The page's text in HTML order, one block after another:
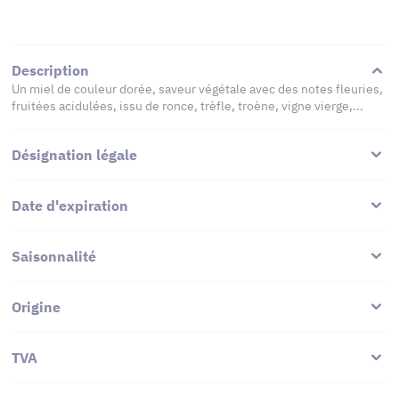
Description
Un miel de couleur dorée, saveur végétale avec des notes fleuries,
fruitées acidulées, issu de ronce, trèfle, troène, vigne vierge,...
Désignation légale
Date d'expiration
Saisonnalité
Origine
TVA